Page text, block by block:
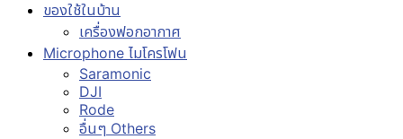
ของใช้ในบ้าน
เครื่องฟอกอากาศ
Microphone ไมโครโฟน
Saramonic
DJI
Rode
อื่นๆ Others